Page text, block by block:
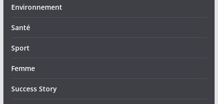
Environnement
Santé
Sport
Femme
Success Story